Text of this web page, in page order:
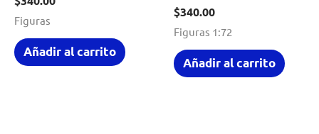
Figuras
Añadir al carrito
$340.00
Figuras 1:72
Añadir al carrito